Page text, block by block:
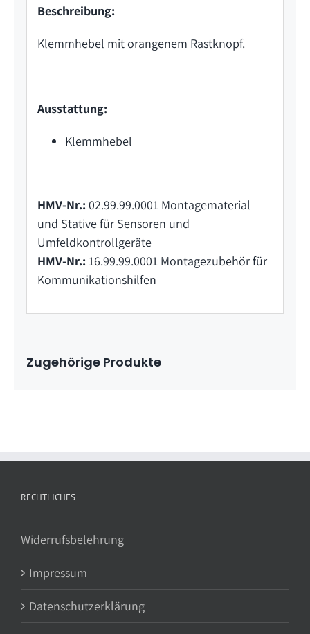
Beschreibung:
Klemmhebel mit orangenem Rastknopf.
Ausstattung:
Klemmhebel
HMV-Nr.: 02.99.99.0001 Montagematerial
und Stative für Sensoren und
Umfeldkontrollgeräte
HMV-Nr.: 16.99.99.0001 Montagezubehör für
Kommunikationshilfen
Zugehörige Produkte
RECHTLICHES
Widerrufsbelehrung
Impressum
Datenschutzerklärung